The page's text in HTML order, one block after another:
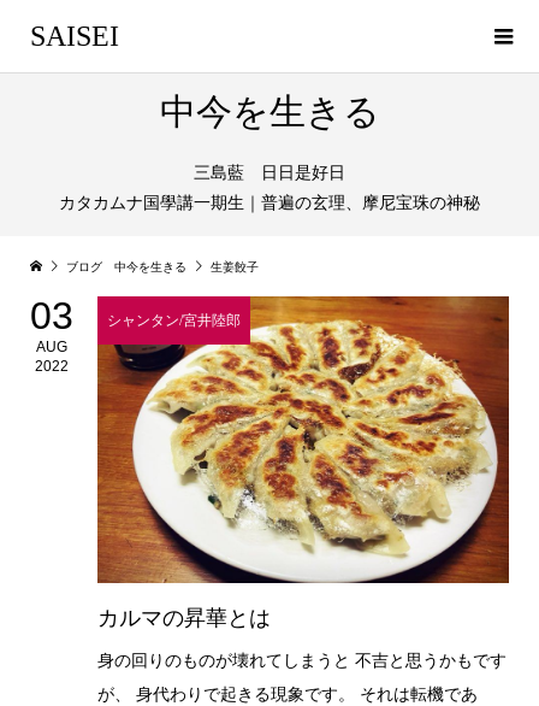
SAISEI
中今を生きる
三島藍 日日是好日
カタカムナ国學講一期生｜普遍の玄理、摩尼宝珠の神秘
ブログ 中今を生きる 生姜餃子
03
AUG
2022
シャンタン/宮井陸郎
カルマの昇華とは
身の回りのものが壊れてしまうと 不吉と思うかもです
が、 身代わりで起きる現象です。 それは転機であ